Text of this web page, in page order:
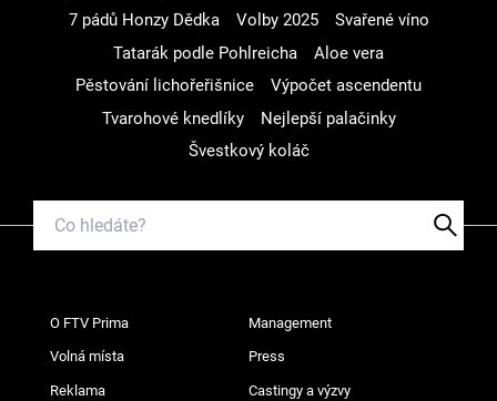
7 pádů Honzy Dědka
Volby 2025
Svařené víno
Tatarák podle Pohlreicha
Aloe vera
Pěstování lichořeřišnice
Výpočet ascendentu
Tvarohové knedlíky
Nejlepší palačinky
Švestkový koláč
O FTV Prima Management
Volná místa Press
Reklama Castingy a výzvy